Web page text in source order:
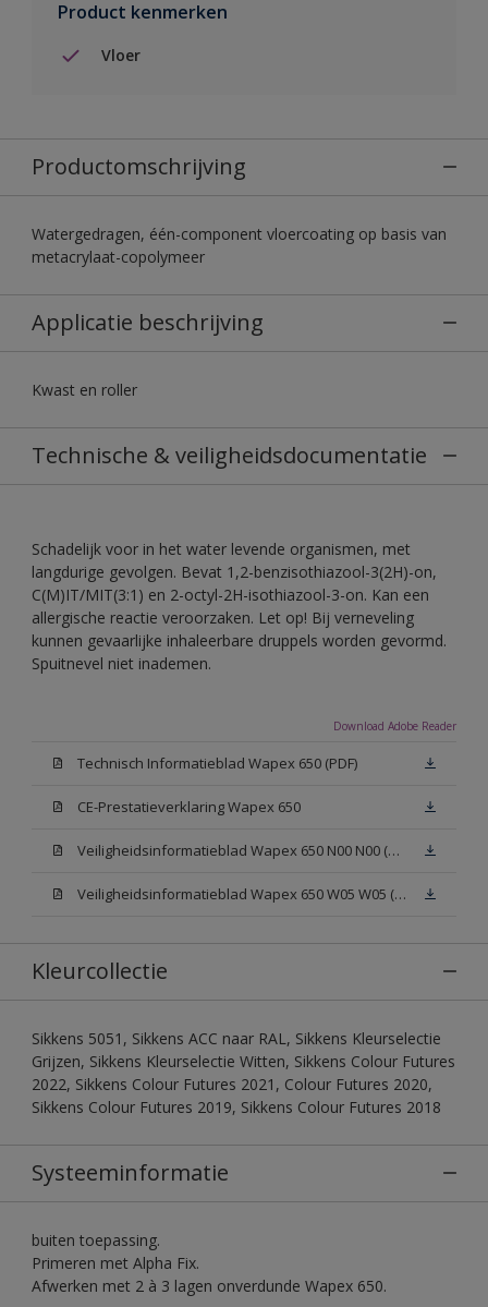
Product kenmerken
Vloer
Productomschrijving
Watergedragen, één-component vloercoating op basis van
metacrylaat-copolymeer
Applicatie beschrijving
Kwast en roller
Technische & veiligheidsdocumentatie
Schadelijk voor in het water levende organismen, met
langdurige gevolgen. Bevat 1,2-benzisothiazool-3(2H)-on,
C(M)IT/MIT(3:1) en 2-octyl-2H-isothiazool-3-on. Kan een
allergische reactie veroorzaken. Let op! Bij verneveling
kunnen gevaarlijke inhaleerbare druppels worden gevormd.
Spuitnevel niet inademen.
Download Adobe Reader
Technisch Informatieblad Wapex 650 (PDF)
CE-Prestatieverklaring Wapex 650
Veiligheidsinformatieblad Wapex 650 N00 N00 (MSDS)
Veiligheidsinformatieblad Wapex 650 W05 W05 (MSDS)
Kleurcollectie
Sikkens 5051, Sikkens ACC naar RAL, Sikkens Kleurselectie
Grijzen, Sikkens Kleurselectie Witten, Sikkens Colour Futures
2022, Sikkens Colour Futures 2021, Colour Futures 2020,
Sikkens Colour Futures 2019, Sikkens Colour Futures 2018
Systeeminformatie
buiten toepassing.
Primeren met Alpha Fix.
Afwerken met 2 à 3 lagen onverdunde Wapex 650.